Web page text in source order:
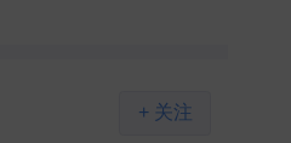
+ 关注